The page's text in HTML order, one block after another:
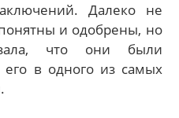
Далеко не
и одобрены, но
что они были
в одного из самых